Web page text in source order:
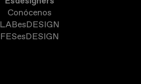
Conócenos
LABesDESIGN
FESesDESIGN